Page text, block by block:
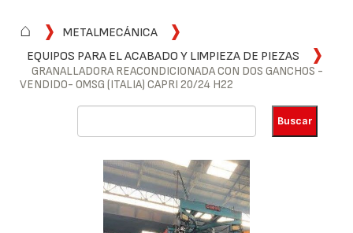
⌂
METALMECÁNICA
EQUIPOS PARA EL ACABADO Y LIMPIEZA DE PIEZAS
GRANALLADORA REACONDICIONADA CON DOS GANCHOS -
VENDIDO- OMSG (ITALIA) CAPRI 20/24 H22